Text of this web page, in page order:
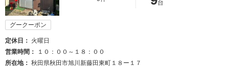
台
グークーポン
定休日
火曜日
営業時間
１０：００～１８：００
所在地
秋田県秋田市旭川新藤田東町１８ー１７